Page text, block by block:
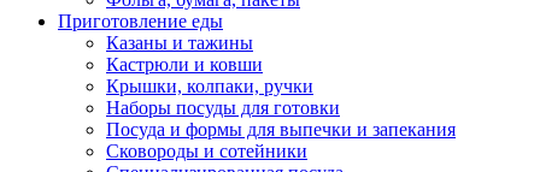
Приготовление еды
Казаны и тажины
Кастрюли и ковши
Крышки, колпаки, ручки
Наборы посуды для готовки
Посуда и формы для выпечки и запекания
Сковороды и сотейники